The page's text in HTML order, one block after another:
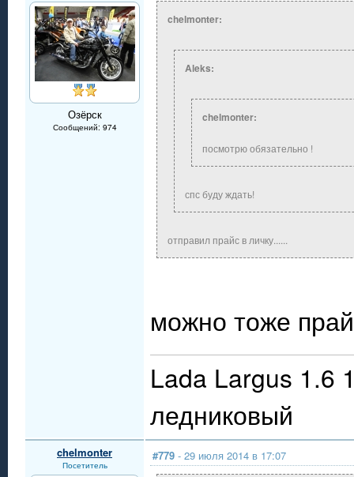
Озёрск
Сообщений: 974
chelmonter:
Aleks:
chelmonter:
посмотрю обязательно !
спс буду ждать!
отправил прайс в личку......
можно тоже
Lada Largus 1.6
ледниковый
chelmonter
Посетитель
#779 - 29 июля 2014 в 17:07